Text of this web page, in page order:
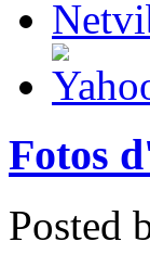
Fotos
Posted